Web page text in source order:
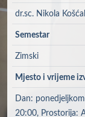
dr.sc. Nikola
Semestar
Zimski
Mjesto i vrijeme
Dan:
20:00, Prostorija: